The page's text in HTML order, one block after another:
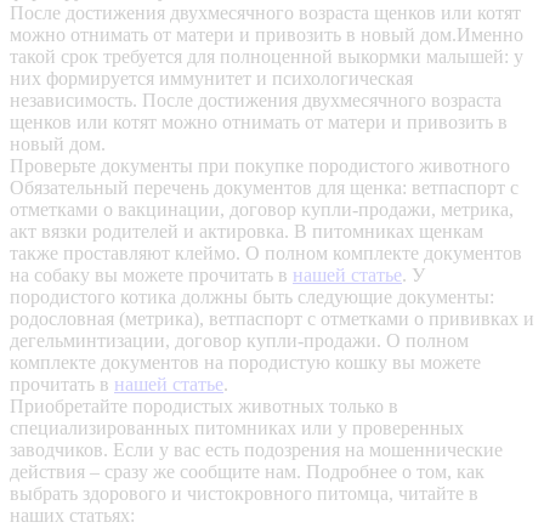
После достижения двухмесячного возраста щенков или котят
можно отнимать от матери и привозить в новый дом.Именно
такой срок требуется для полноценной выкормки малышей: у
них формируется иммунитет и психологическая
независимость. После достижения двухмесячного возраста
щенков или котят можно отнимать от матери и привозить в
новый дом.
Проверьте документы при покупке породистого животного
Обязательный перечень документов для щенка: ветпаспорт с
отметками о вакцинации, договор купли-продажи, метрика,
акт вязки родителей и актировка. В питомниках щенкам
также проставляют клеймо. О полном комплекте документов
на собаку вы можете прочитать в нашей статье. У
породистого котика должны быть следующие документы:
родословная (метрика), ветпаспорт с отметками о прививках и
дегельминтизации, договор купли-продажи. О полном
комплекте документов на породистую кошку вы можете
прочитать в нашей статье.
Приобретайте породистых животных только в
специализированных питомниках или у проверенных
заводчиков. Если у вас есть подозрения на мошеннические
действия – сразу же сообщите нам. Подробнее о том, как
выбрать здорового и чистокровного питомца, читайте в
наших статьях: